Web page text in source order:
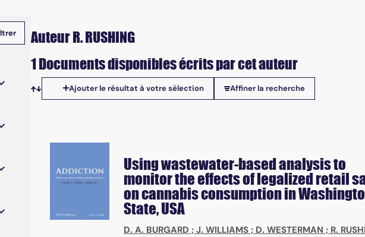
Auteur R. RUSHING
1 Documents disponibles écrits par cet auteur
Tris disponibles
Ajouter le résultat à votre sélection Affiner la recherche
Using wastewater-based analysis to
monitor the effects of legalized retail
on cannabis consumption in
State, USA
D. A. BURGARD ; J. WILLIAMS ; D. WESTERMAN ; R.